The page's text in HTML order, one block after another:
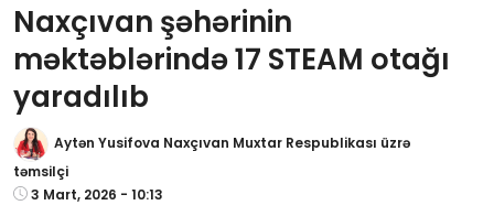
Qəzetə elan ver
Haqqımızda
Reklam və elan
Naxçıvan şəhərinin
məktəblərində 17 STEAM otağı
yaradılıb
Aytən Yusifova Naxçıvan Muxtar Respublikası üzrə
təmsilçi
3 Mart, 2026 - 10:13